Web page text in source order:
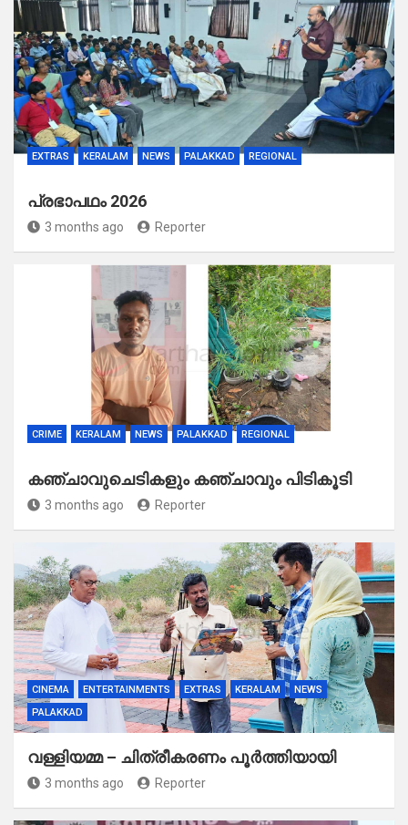
EXTRAS KERALAM NEWS PALAKKAD REGIONAL
പ്രഭാപഥം 2026
3 months ago Reporter
CRIME KERALAM NEWS PALAKKAD REGIONAL
കഞ്ചാവുചെടികളും കഞ്ചാവും പിടികൂടി
3 months ago Reporter
CINEMA ENTERTAINMENTS EXTRAS KERALAM
NEWS
PALAKKAD
വള്ളിയമ്മ – ചിത്രീകരണം പൂർത്തിയായി
3 months ago Reporter